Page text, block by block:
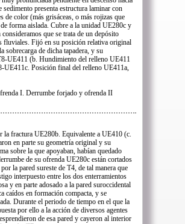
presenta estructura laminar con
de color (más grisáceas, o más rojizas que
forma aislada. Cubre a la unidad UE280c y
que se trata de un depósito
fluviales. Fijó en su posición relativa original
sobrecarga de dicha tapadera, y su
UE411 (b. Hundimiento del relleno UE411
UE411c. Posición final del relleno UE411a,
I. Derrumbe forjado y ofrenda II
fractura UE280b. Equivalente a UE410 (c.
en parte su geometría original y su
sobre la que apoyaban, habían quedado
de su ofrenda UE280c están cortados
la pared sureste de T4, de tal manera que
interpuesto entre los dos enterramientos
y en parte adosado a la pared suroccidental
caídos en formación compacta, y se
Durante el periodo de tiempo en el que la
por ello a la acción de diversos agentes
de esa pared y cayeron al interior